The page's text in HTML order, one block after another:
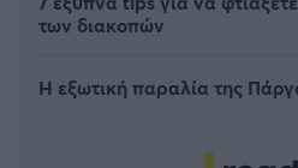
των διακοπών
Η εξωτική παραλία της